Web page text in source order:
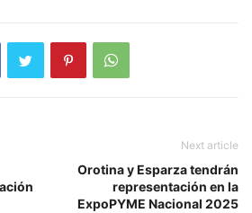
Next article
Orotina y Esparza tendrán
representación en la
ExpoPYME Nacional 2025